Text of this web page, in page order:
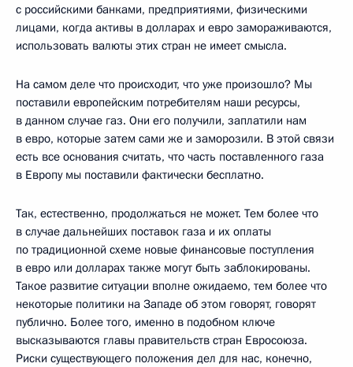
с российскими банками, предприятиями, физическими
лицами, когда активы в долларах и евро замораживаются,
использовать валюты этих стран не имеет смысла.
На самом деле что происходит, что уже произошло? Мы
поставили европейским потребителям наши ресурсы,
в данном случае газ. Они его получили, заплатили нам
в евро, которые затем сами же и заморозили. В этой связи
есть все основания считать, что часть поставленного газа
в Европу мы поставили фактически бесплатно.
Так, естественно, продолжаться не может. Тем более что
в случае дальнейших поставок газа и их оплаты
по традиционной схеме новые финансовые поступления
в евро или долларах также могут быть заблокированы.
Такое развитие ситуации вполне ожидаемо, тем более что
некоторые политики на Западе об этом говорят, говорят
публично. Более того, именно в подобном ключе
высказываются главы правительств стран Евросоюза.
Риски существующего положения дел для нас, конечно,